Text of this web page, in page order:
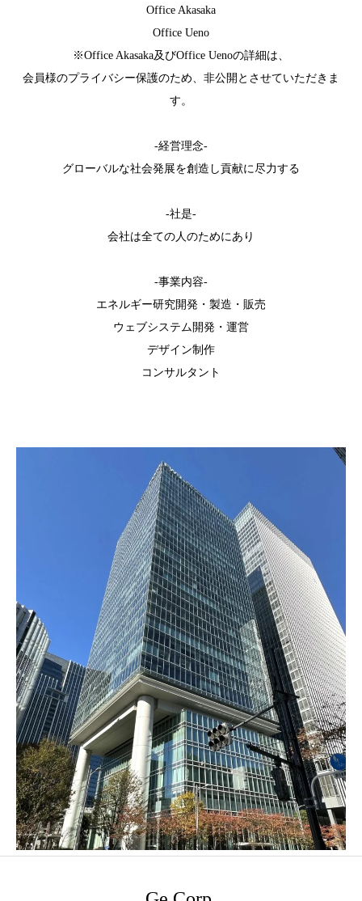
Office Akasaka
Office Ueno
※Office Akasaka及びOffice Uenoの詳細は、
会員様のプライバシー保護のため、非公開とさせていただきま
す。
-経営理念-
グローバルな社会発展を創造し貢献に尽力する
-社是-
会社は全ての人のためにあり
-事業内容-
エネルギー研究開発・製造・販売
ウェブシステム開発・運営
デザイン制作
コンサルタント